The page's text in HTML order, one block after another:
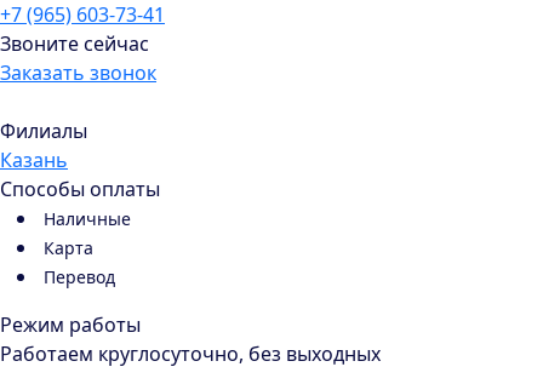
+7 (965) 603-73-41
Звоните сейчас
Заказать звонок
Филиалы
Казань
Способы оплаты
Наличные
Карта
Перевод
Режим работы
Работаем круглосуточно, без выходных